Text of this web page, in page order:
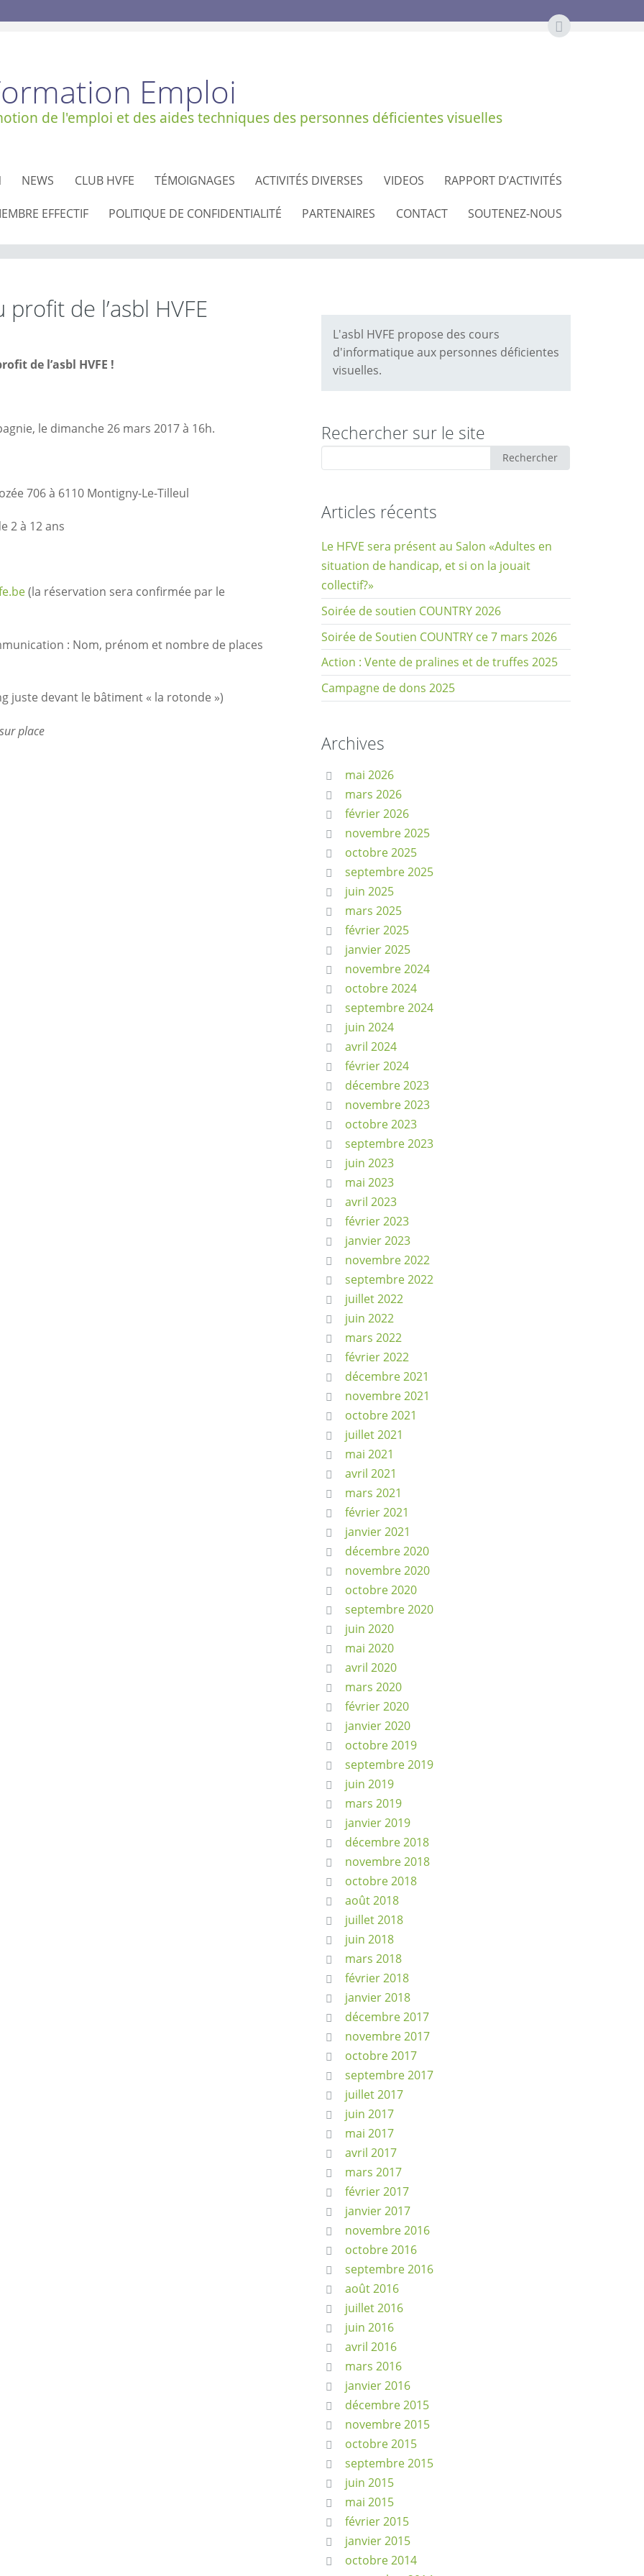
Emploi
de l'emploi et des aides techniques des personnes déficientes visuelles
NEWS CLUB HVFE TÉMOIGNAGES ACTIVITÉS DIVERSES VIDEOS RAPPORT D’ACTIVITÉS
EFFECTIF POLITIQUE DE CONFIDENTIALITÉ PARTENAIRES CONTACT SOUTENEZ-NOUS
de l’asbl HVFE
de l’asbl HVFE !
le dimanche 26 mars 2017 à 16h.
706 à 6110 Montigny-Le-Tilleul
2 à 12 ans
(la réservation sera confirmée par le
: Nom, prénom et nombre de places
juste devant le bâtiment « la rotonde »)
place
L'asbl HVFE propose des cours
d'informatique aux personnes déficientes
visuelles.
Rechercher sur le site
:
Rechercher
Articles récents
Le HFVE sera présent au Salon «Adultes en
situation de handicap, et si on la jouait
collectif?»
Soirée de soutien COUNTRY 2026
Soirée de Soutien COUNTRY ce 7 mars 2026
Action : Vente de pralines et de truffes 2025
Campagne de dons 2025
Archives
mai 2026
mars 2026
février 2026
novembre 2025
octobre 2025
septembre 2025
juin 2025
mars 2025
février 2025
janvier 2025
novembre 2024
octobre 2024
septembre 2024
juin 2024
avril 2024
février 2024
décembre 2023
novembre 2023
octobre 2023
septembre 2023
juin 2023
mai 2023
avril 2023
février 2023
janvier 2023
novembre 2022
septembre 2022
juillet 2022
juin 2022
mars 2022
février 2022
décembre 2021
novembre 2021
octobre 2021
juillet 2021
mai 2021
avril 2021
mars 2021
février 2021
janvier 2021
décembre 2020
novembre 2020
octobre 2020
septembre 2020
juin 2020
mai 2020
avril 2020
mars 2020
février 2020
janvier 2020
octobre 2019
septembre 2019
juin 2019
mars 2019
janvier 2019
décembre 2018
novembre 2018
octobre 2018
août 2018
juillet 2018
juin 2018
mars 2018
février 2018
janvier 2018
décembre 2017
novembre 2017
octobre 2017
septembre 2017
juillet 2017
juin 2017
mai 2017
avril 2017
mars 2017
février 2017
janvier 2017
novembre 2016
octobre 2016
septembre 2016
août 2016
juillet 2016
juin 2016
avril 2016
mars 2016
janvier 2016
décembre 2015
novembre 2015
octobre 2015
septembre 2015
juin 2015
mai 2015
février 2015
janvier 2015
octobre 2014